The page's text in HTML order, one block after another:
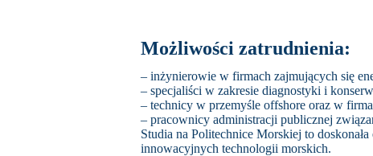
Możliwości zatrudnienia:
– inżynierowie w firmach zajmujących się
– specjaliści w zakresie diagnostyki i
– technicy w przemyśle offshore oraz w
– pracownicy administracji publicznej
Studia na Politechnice Morskiej to
innowacyjnych technologii morskich.